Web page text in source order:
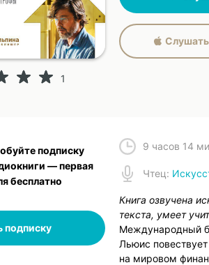
1
Слушать
подписку
— первая
бесплатно
9 часов 14
Чтец:
Книга озвучена
текста, умеет
Международный
Льюис
на мировом